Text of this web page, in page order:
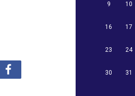
9 10
16 17
23 24
30 31